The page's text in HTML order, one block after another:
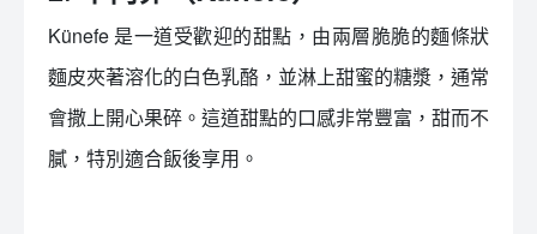
Künefe 是一道受歡迎的甜點，由兩層脆脆的麵條狀
麵皮夾著溶化的白色乳酪，並淋上甜蜜的糖漿，通常
會撒上開心果碎。這道甜點的口感非常豐富，甜而不
膩，特別適合飯後享用。